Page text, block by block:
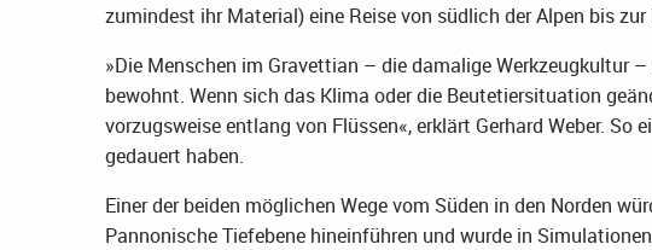
zumindest ihr Material) eine Reise von südlich der Alpen bis
»Die Menschen im Gravettian – die damalige Werkzeugkultur
bewohnt. Wenn sich das Klima oder die Beutetiersituation
vorzugsweise entlang von Flüssen«, erklärt Gerhard Weber. So
gedauert haben.
Einer der beiden möglichen Wege vom Süden in den Norden
Pannonische Tiefebene hineinführen und wurde in